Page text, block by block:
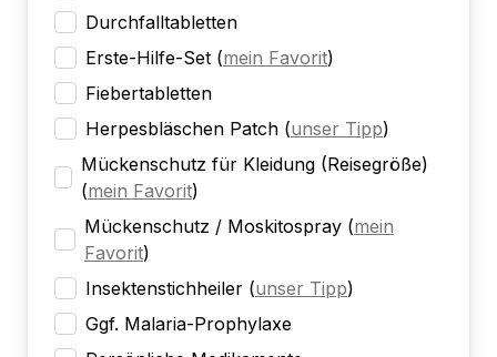
Durchfalltabletten
Erste-Hilfe-Set (mein Favorit)
Fiebertabletten
Herpesbläschen Patch (unser Tipp)
Mückenschutz für Kleidung (Reisegröße)
(mein Favorit)
Mückenschutz / Moskitospray (mein
Favorit)
Insektenstichheiler (unser Tipp)
Ggf. Malaria-Prophylaxe